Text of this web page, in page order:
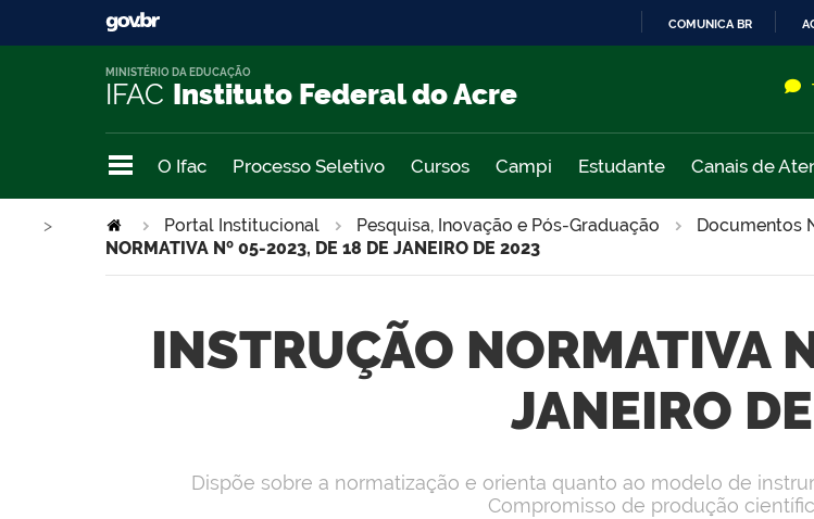
COMUNICA BR
IFAC Instituto Federal do Acre
MINISTÉRIO DA EDUCAÇÃO
O Ifac Processo Seletivo Cursos Campi Estudante Canais de
Portal Institucional Pesquisa, Inovação e Pós-Graduação Documentos
>
NORMATIVA Nº 05-2023, DE 18 DE JANEIRO DE 2023
INSTRUÇÃO NORMATIVA
JANEIRO
Dispõe sobre a normatização e orienta quanto ao modelo de
Compromisso de produção